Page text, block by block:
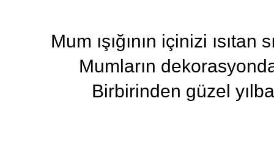
Mum ışığının içinizi
Mumların
Birbirinden güzel